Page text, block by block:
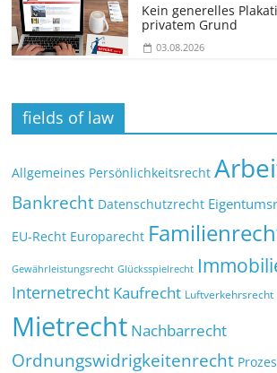
Kein generelles
privatem Grund
03.08.2026
fields of law
Allgemeines Persönlichkeitsrecht
Bankrecht Datenschutzrecht
EU-Recht Europarecht
Gewährleistungsrecht Glücksspielrecht
Internetrecht Kaufrecht Luftverkehrsrecht
Mietrecht Nachbarrecht
Ordnungswidrigkeitenrecht